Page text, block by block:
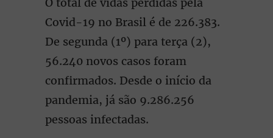
Covid-19 no Brasil é de 226.383.
De segunda (1º) para terça (2),
56.240 novos casos foram
confirmados. Desde o início da
pandemia, já são 9.286.256
pessoas infectadas.